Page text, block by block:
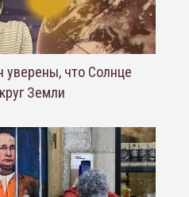
уверены, что Солнце
Земли